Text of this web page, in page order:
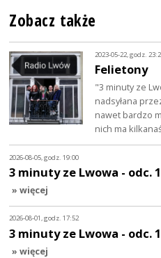
Zobacz także
2023-05-22, godz.
Felietony
"3 minuty ze
nadsyłana
nawet bardzo
nich ma
2026-08-05, godz. 19:00
3 minuty ze Lwowa - odc.
» więcej
2026-08-01, godz. 17:52
3 minuty ze Lwowa - odc.
» więcej